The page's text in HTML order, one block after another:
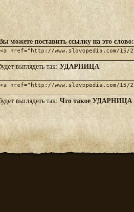
можете поставить ссылку на это слово:
выглядеть так:УДАРНИЦА
выглядеть так: Что такое УДАРНИЦА